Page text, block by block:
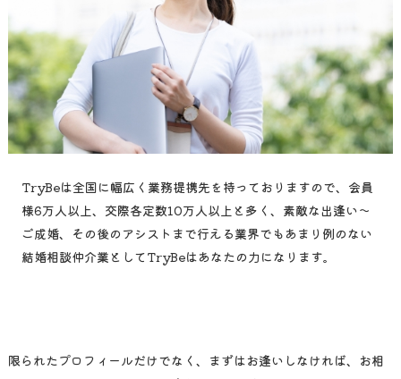
TryBeは全国に幅広く業務提携先を持っておりますので、会員
様6万人以上、交際各定数10万人以上と多く、素敵な出逢い～
ご成婚、その後のアシストまで行える業界でもあまり例のない
結婚相談仲介業としてTryBeはあなたの力になります。
限られたプロフィールだけでなく、まずはお逢いしなければ、 お相